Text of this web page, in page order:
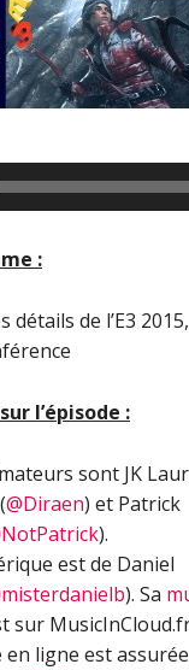
:
détails de l’E3
l’épisode :
sont JK
@Diraen) et Patrick
).
est de Daniel
). Sa
sur
en ligne est